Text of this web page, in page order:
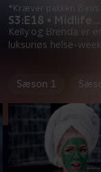
S3:E18 •
Kelly og Brenda er
luksuriøs helse-
*Kræver pakken
Sæson 1